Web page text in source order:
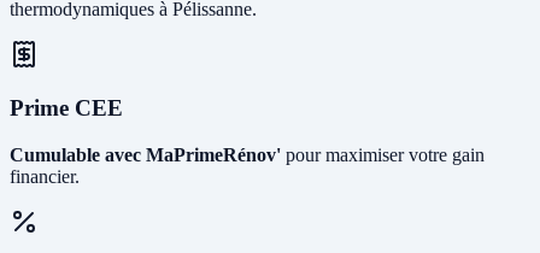
thermodynamiques à Pélissanne.
Prime CEE
Cumulable avec MaPrimeRénov' pour maximiser votre gain
financier.